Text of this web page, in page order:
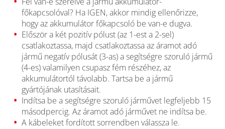
főkapcsolóval? Ha IGEN, akkor mindig ellenőrizze,
hogy az akkumulátor főkapcsoló be van-e dugva.
Először a két pozitív pólust (az 1-est a 2-sel)
csatlakoztassa, majd csatlakoztassa az áramot adó
jármű negatív pólusát (3-as) a segítségre szoruló jármű
(4-es) valamilyen csupasz fém részéhez, az
akkumulátortól távolabb. Tartsa be a jármű
gyártójának utasításait.
Indítsa be a segítségre szoruló járművet legfeljebb 15
másodpercig. Az áramot adó járművet ne indítsa be.
A kábeleket fordított sorrendben válassza le.